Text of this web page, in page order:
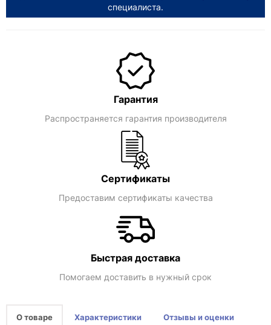
специалиста.
Гарантия
Распространяется гарантия производителя
Сертификаты
Предоставим сертификаты качества
Быстрая доставка
Помогаем доставить в нужный срок
О товаре Характеристики Отзывы и оценки